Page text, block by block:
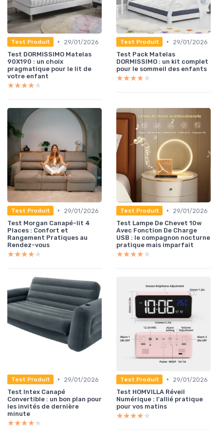
Test Produit •
29/01/2026
Test DORMISSIMO Matelas
90X190 : un choix
pragmatique pour le lit de
votre enfant
★★★★★
★★★★★
Test Produit •
29/01/2026
Test Pack Matelas
DORMISSIMO : un kit complet
pour le sommeil des enfants
★★★★★
★★★★★
Test Produit •
29/01/2026
Test Morgan Canapé-lit 4
Places : Confort et
Rangement Pratiques au
Rendez-vous
★★★★★
★★★★★
Test Produit •
29/01/2026
Test Lampe De Chevet 10w
Avec Fonction De Charge
USB : le compagnon nocturne
pratique mais imparfait
★★★★★
★★★★★
Test Produit •
29/01/2026
Test Intex Canapé
Convertible : un bon plan pour
les invités de dernière
minute
★★★★★
★★★★★
Test Produit •
29/01/2026
Test HOMVILLA Réveil
Numérique : l'allié pratique
pour vos matins
★★★★★
★★★★★